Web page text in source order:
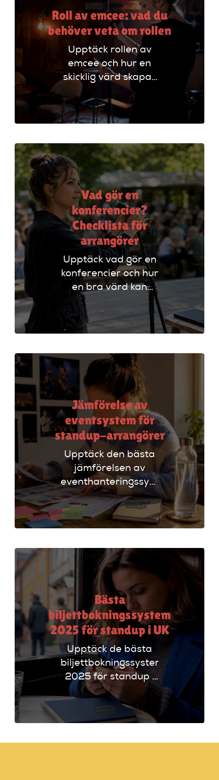
Roll av emcee: vad du
behöver veta om rollen
Upptäck rollen av
emcee och hur en
skicklig värd skapar
oförglömliga
evenemang genom
att styra
engagera publiken.
Vad gör en
konferencier?
Checklista för
arrangörer
Upptäck vad gör en
konferencier och hur
en bra värd kan
lyfta ditt event. Följ
vår checklista för
att säkerställa en
arrangemang!
Jämförelse av
eventsystem för
standup-arrangörer
Upptäck den bästa
jämförelsen av
eventhanteringssystem
för standup-
arrangörer. Få
insikter om
evenemangskalender
och biljettlänkar!
Bästa
biljettbokningssystem
2025 för standup i UK
Upptäck de bästa
biljettbokningssystem
2025 för standup i
UK. Jämför
plattformar som
Ticketmaster och
rätt alternativ!